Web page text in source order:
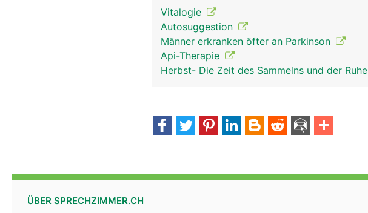
Vitalogie
Autosuggestion
Männer erkranken öfter an Parkinson
Api-Therapie
Herbst- Die Zeit des Sammelns und der Ruhe
ÜBER SPRECHZIMMER.CH